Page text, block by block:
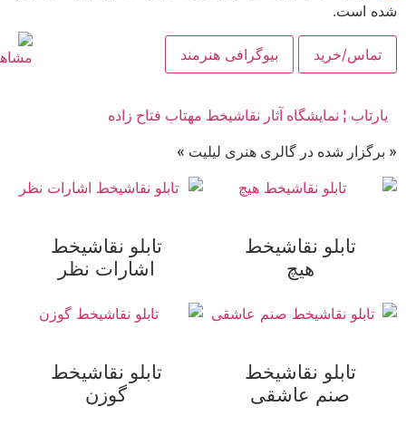
شده است.
تماس/خرید بیوگرافی هنرمند
یارتاب ¦ نمایشگاه آثار نقاشیخط مهتاب فتاح زاده
« برگزار شده در گالری هنری لیلیت »
تابلو نقاشیخط
هیچ
تابلو نقاشیخط
اشارات نظر
تابلو نقاشیخط
صنم عاشقی
تابلو نقاشیخط
گوزن